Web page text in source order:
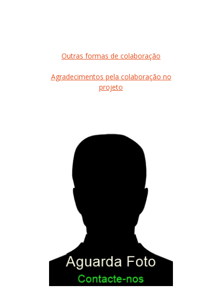
Outras formas de colaboração
Agradecimentos pela colaboração no
projeto